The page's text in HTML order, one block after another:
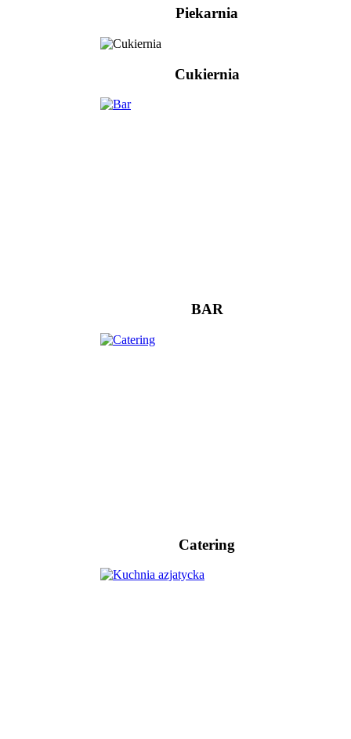
Piekarnia
Cukiernia
BAR
Catering